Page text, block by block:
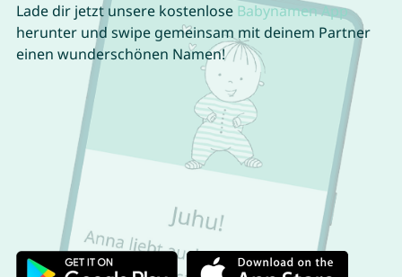
Lade dir jetzt unsere kostenlose Babynamen App
herunter und swipe gemeinsam mit deinem Partner
einen wunderschönen Namen!